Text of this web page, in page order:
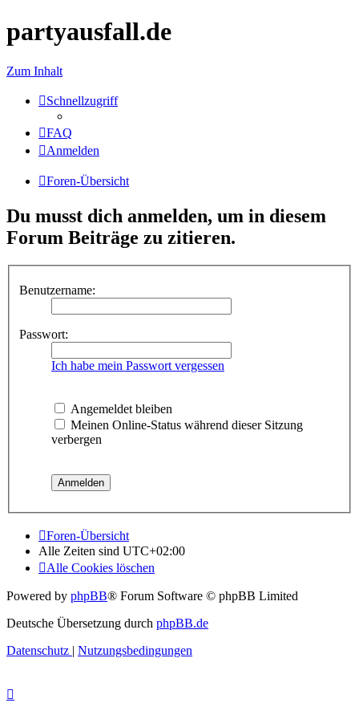
partyausfall.de
Zum Inhalt
Schnellzugriff
FAQ
Anmelden
Foren-Übersicht
Du musst dich anmelden, um in diesem
Forum Beiträge zu zitieren.
Benutzername:
Passwort:
Ich habe mein Passwort vergessen
Angemeldet bleiben
Meinen Online-Status während dieser Sitzung
verbergen
Foren-Übersicht
Alle Zeiten sind UTC+02:00
Alle Cookies löschen
Powered by phpBB® Forum Software © phpBB Limited
Deutsche Übersetzung durch phpBB.de
Datenschutz | Nutzungsbedingungen